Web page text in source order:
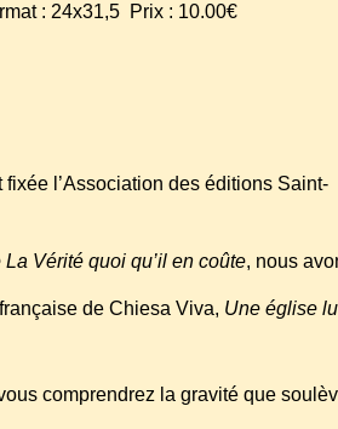
: 24x31,5 Prix : 10.00€
fixée l’Association des éditions Saint-
Vérité quoi qu’il en coûte, nous
de Chiesa Viva, Une église
comprendrez la gravité que